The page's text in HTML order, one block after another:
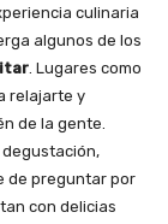
culinaria
algunos de los
. Lugares como
relajarte y
de la gente.
de preguntar por
con delicias